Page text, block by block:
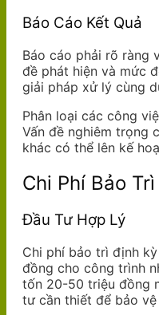
Báo Cáo Kết Quả
Báo cáo phải rõ ràng
đề phát hiện và mức
giải pháp xử lý cùng
Phân loại các công
Vấn đề nghiêm trọng
khác có thể lên kế
Chi Phí Bảo Trì
Đầu Tư Hợp Lý
Chi phí bảo trì định
đồng cho công trình
tốn 20-50 triệu đồng
tư cần thiết để bảo vệ